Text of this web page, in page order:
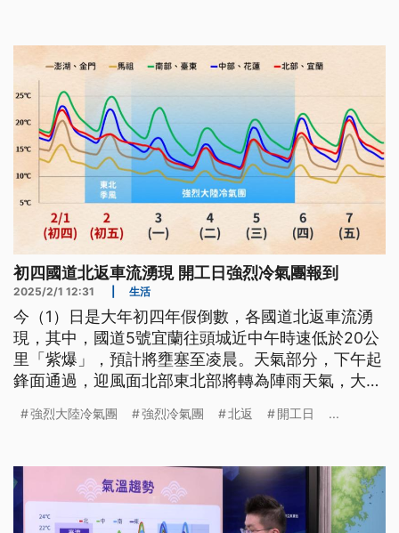
初四國道北返車流湧現 開工日強烈冷氣團報到
2025/2/1 12:31 生活
今（1）日是大年初四年假倒數，各國道北返車流湧
現，其中，國道5號宜蘭往頭城近中午時速低於20公
里「紫爆」，預計將壅塞至凌晨。天氣部分，下午起
鋒面通過，迎風面北部東北部將轉為陣雨天氣，大年
溫逐日降低。
強烈大陸冷氣團 強烈冷氣團 北返 開工日 ...